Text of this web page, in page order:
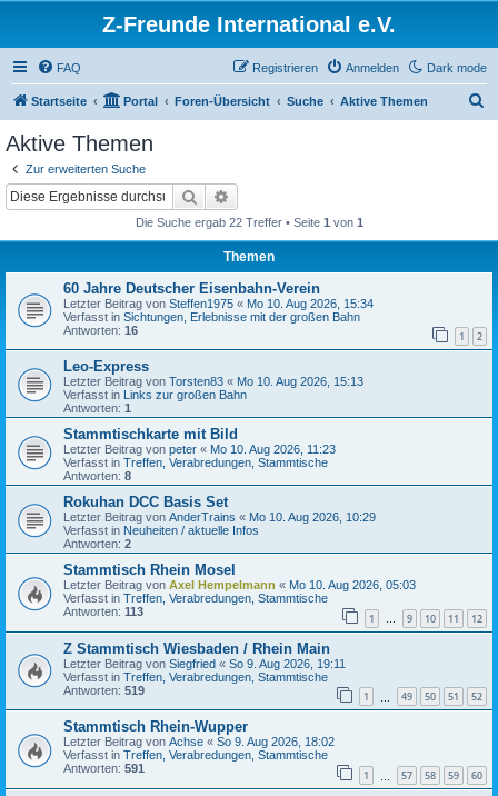
Z-Freunde International e.V.
Dark mode
FAQ Anmelden
Registrieren
Startseite Portal Foren-Übersicht Suche Aktive Themen
Aktive Themen
Zur erweiterten Suche
Suche
Die Suche ergab 22 Treffer • Seite 1 von 1
Themen
60 Jahre Deutscher Eisenbahn-Verein
Letzter Beitrag von Steffen1975 « Mo 10. Aug 2026, 15:34
Verfasst in Sichtungen, Erlebnisse mit der großen Bahn
Antworten: 16 1 2
Leo-Express
Letzter Beitrag von Torsten83 « Mo 10. Aug 2026, 15:13
Verfasst in Links zur großen Bahn
Antworten: 1
Stammtischkarte mit Bild
Letzter Beitrag von peter « Mo 10. Aug 2026, 11:23
Verfasst in Treffen, Verabredungen, Stammtische
Antworten: 8
Rokuhan DCC Basis Set
Letzter Beitrag von AnderTrains « Mo 10. Aug 2026, 10:29
Verfasst in Neuheiten / aktuelle Infos
Antworten: 2
Stammtisch Rhein Mosel
Letzter Beitrag von Axel Hempelmann « Mo 10. Aug 2026, 05:03
Verfasst in Treffen, Verabredungen, Stammtische
Antworten: 113 1 … 9 10 11 12
Z Stammtisch Wiesbaden / Rhein Main
Letzter Beitrag von Siegfried « So 9. Aug 2026, 19:11
Verfasst in Treffen, Verabredungen, Stammtische
Antworten: 519 1 49 50 51 52
Stammtisch Rhein-Wupper
Letzter Beitrag von Achse « So 9. Aug 2026, 18:02
Verfasst in Treffen, Verabredungen, Stammtische
Antworten: 591 1 57 58 59 60